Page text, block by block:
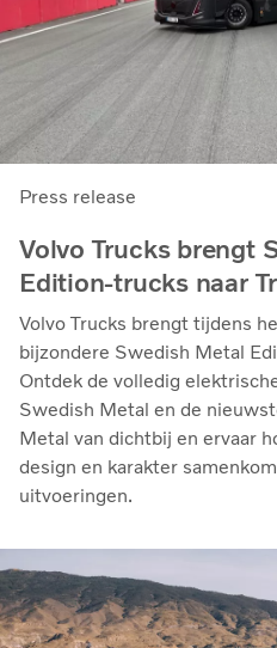
Press release
Volvo Trucks brengt
Edition-trucks naar
Volvo Trucks brengt tijdens
bijzondere Swedish Metal
Ontdek de volledig
Swedish Metal en de
Metal van dichtbij en ervaar
design en karakter
uitvoeringen.